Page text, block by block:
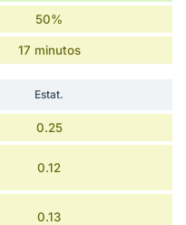
50%
17 minutos
Estat.
0.25
0.12
0.13